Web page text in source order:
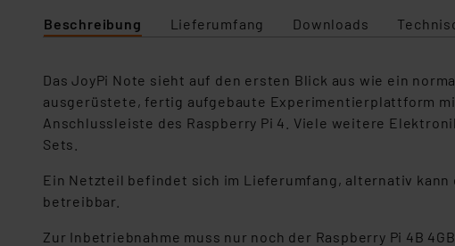
Beschreibung Lieferumfang Downloads
Das JoyPi Note sieht auf den ersten Blick aus wie ein
ausgerüstete, fertig aufgebaute Experimentierplattform
Anschlussleiste des Raspberry Pi 4. Viele weitere
Sets.
Ein Netzteil befindet sich im Lieferumfang, alternativ kann
betreibbar.
Zur Inbetriebnahme muss nur noch der Raspberry Pi 4B